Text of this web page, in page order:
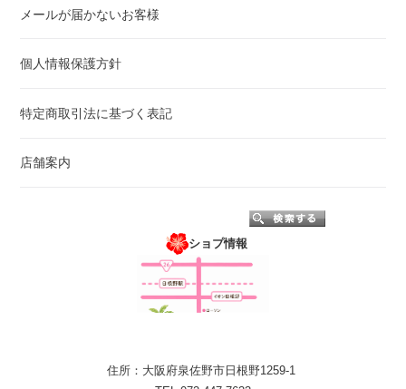
メールが届かないお客様
個人情報保護方針
特定商取引法に基づく表記
店舗案内
ショプ情報
住所：大阪府泉佐野市日根野1259-1